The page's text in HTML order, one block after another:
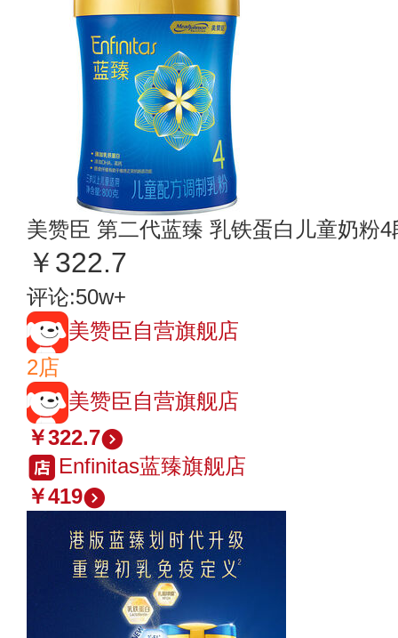
美赞臣 第二代蓝臻 乳铁蛋白儿童奶粉4
￥322.7
评论:50w+
美赞臣自营旗舰店
2店
美赞臣自营旗舰店
￥322.7
Enfinitas蓝臻旗舰店
￥419